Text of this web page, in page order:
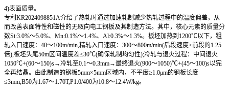
4)表面质量。
专利KR2024098851A介绍了热轧时通过加速轧制减少热轧过程中的温度偏差，从
而改善表面特性和磁性的无取向电工钢板及其制造方法。其中，核心元素的质量分
数Si:3.0%～5.0%、Mn:0.1%～1.4%、Al:0.3%～1.3%。板坯加热到1200℃以下，粗
轧入口速度：40～100m/min,精轧入口速度：300～800m/min(后段速度≥前段的1.25
倍),板坯头尾50m区间温度差≤30℃(确保轧制均匀性);冷轧与退火过程：中间退火
1050℃+(60～150)s→冷轧至0.1～0.3mm→最终退火(900～1050)℃+(45～100)s以完
全再结晶。由此制造的钢板5mm×5mm区域内，不平度≥1.0μm的钢板长度
≤3mm,B50为1.67～1.70T,P1.0/400为10.8～12.4W/kg。